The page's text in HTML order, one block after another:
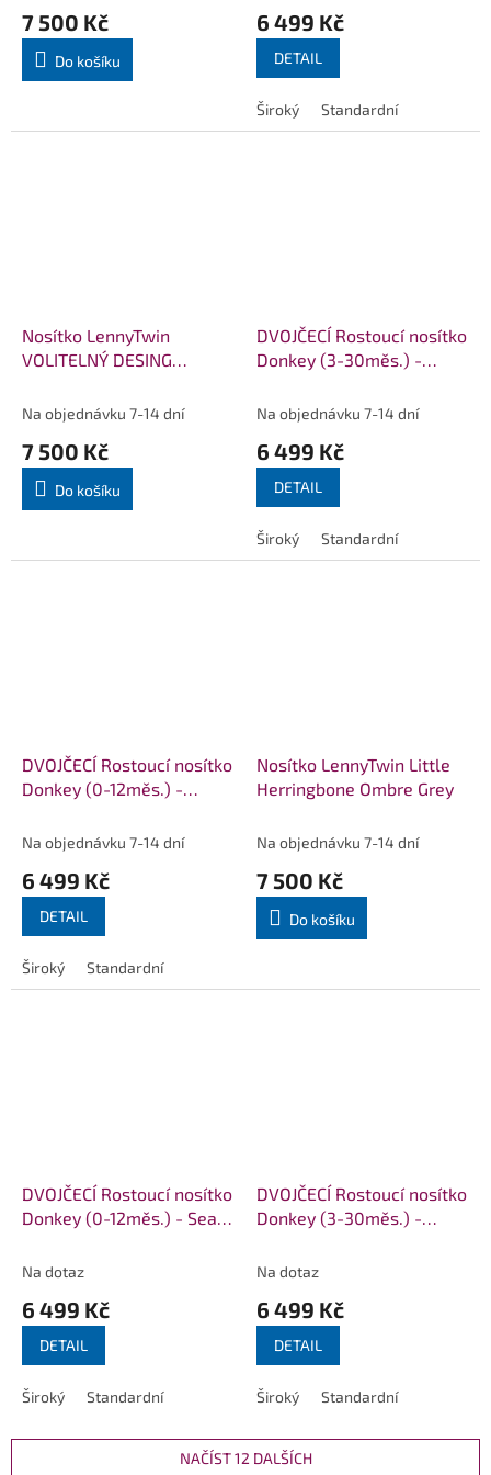
7 500 Kč
Do košíku
6 499 Kč
DETAIL
Široký Standardní
Nosítko LennyTwin
VOLITELNÝ DESING
Na objednávku 7-14 dní
7 500 Kč
Do košíku
DVOJČECÍ Rostoucí nosítko
Donkey (3-30měs.) -
Na objednávku 7-14 dní
6 499 Kč
DETAIL
Široký Standardní
DVOJČECÍ Rostoucí nosítko
Donkey (0-12měs.) -
Na objednávku 7-14 dní
6 499 Kč
DETAIL
Široký Standardní
Nosítko LennyTwin Little
Herringbone Ombre Grey
Na objednávku 7-14 dní
7 500 Kč
Do košíku
DVOJČECÍ Rostoucí nosítko
Donkey (0-12měs.) - Sea
Na dotaz
6 499 Kč
DETAIL
Široký Standardní
DVOJČECÍ Rostoucí nosítko
Donkey (3-30měs.) -
Na dotaz
6 499 Kč
DETAIL
Široký Standardní
NAČÍST 12 DALŠÍCH